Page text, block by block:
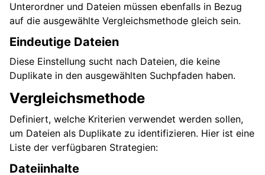
Unterordner und Dateien müssen ebenfalls in Bezug
auf die ausgewählte Vergleichsmethode gleich sein.
Eindeutige Dateien
Diese Einstellung sucht nach Dateien, die keine
Duplikate in den ausgewählten Suchpfaden haben.
Vergleichsmethode
Definiert, welche Kriterien verwendet werden sollen,
um Dateien als Duplikate zu identifizieren. Hier ist eine
Liste der verfügbaren Strategien:
Dateiinhalte